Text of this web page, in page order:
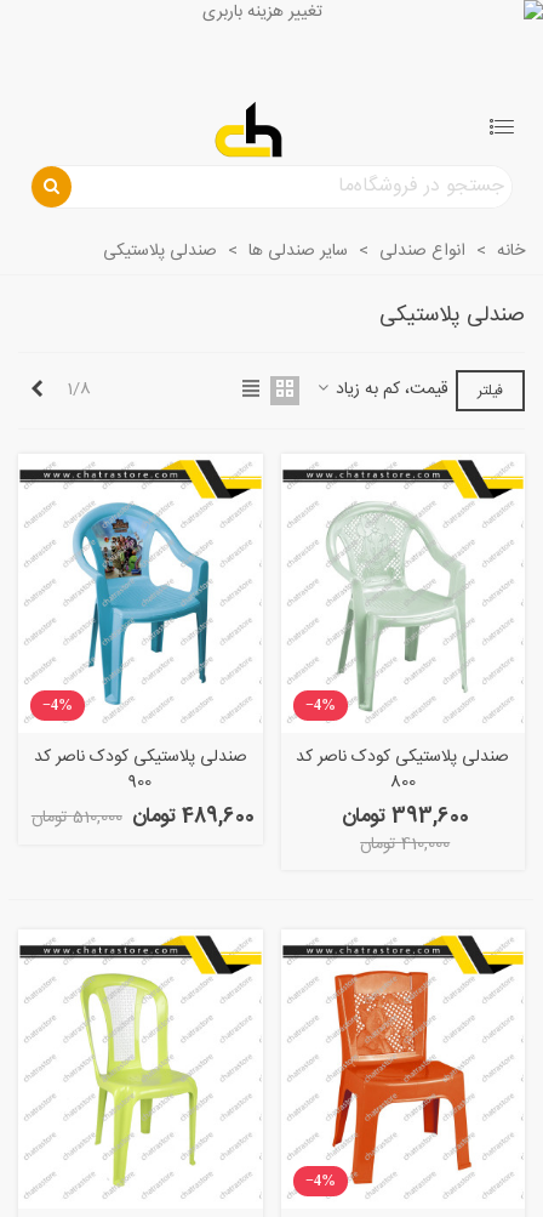
خانه > انواع صندلی > سایر صندلی ها > صندلی پلاستیکی
صندلی پلاستیکی
فیلتر قیمت، کم به زیاد 1/8
‎−4%
صندلی پلاستیکی کودک ناصر کد
800
393,600 تومان
410,000 تومان
‎−4%
صندلی پلاستیکی کودک ناصر کد
900
489,600 تومان 510,000 تومان
‎−4%